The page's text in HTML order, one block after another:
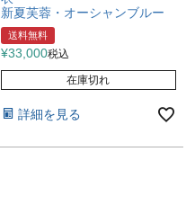
新夏芙蓉・オーシャンブルー
送料無料
¥33,000税込
在庫切れ
詳細を見る